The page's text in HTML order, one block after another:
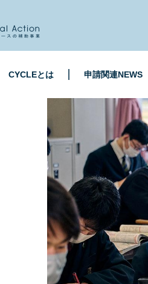
CYCLEとは 申請関連NEWS